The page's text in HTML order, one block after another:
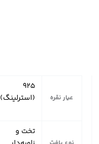
عیار نقره
۹۲۵
(استرلینگ)
تخت و